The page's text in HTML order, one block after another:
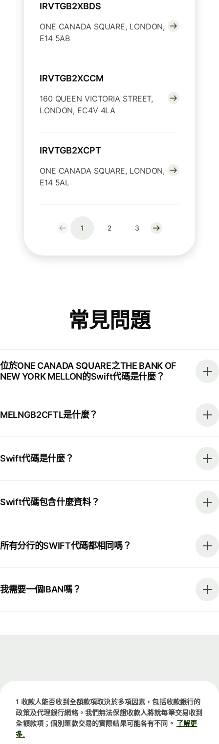
IRVTGB2XBDS
ONE CANADA SQUARE, LONDON,
E14 5AB
IRVTGB2XCCM
160 QUEEN VICTORIA STREET,
LONDON, EC4V 4LA
IRVTGB2XCPT
ONE CANADA SQUARE, LONDON,
E14 5AL
1 2 3
常見問題
位於ONE CANADA SQUARE之THE BANK OF
NEW YORK MELLON的Swift代碼是什麼？
MELNGB2CFTL是什麼？
Swift代碼是什麼？
Swift代碼包含什麼資料？
所有分行的SWIFT代碼都相同嗎？
我需要一個IBAN嗎？
1 收款人能否收到全額款項取決於多項因素，包括收款銀行的
政策及代理銀行網絡。我們無法保證收款人將就每筆交易收到
全額款項；個別匯款交易的實際結果可能各有不同。 了解更
多.